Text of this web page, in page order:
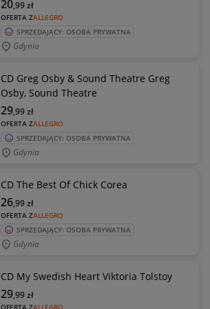
OFERTA ZALLEGRO
20,99zł
SPRZEDAJĄCY: OSOBA PRYWATNA
Gdynia
CD Greg Osby & Sound Theatre Greg
Osby, Sound Theatre
OFERTA ZALLEGRO
29,99zł
SPRZEDAJĄCY: OSOBA PRYWATNA
Gdynia
CD The Best Of Chick Corea
OFERTA ZALLEGRO
26,99zł
SPRZEDAJĄCY: OSOBA PRYWATNA
Gdynia
CD My Swedish Heart Viktoria Tolstoy
OFERTA ZALLEGRO
29,99zł